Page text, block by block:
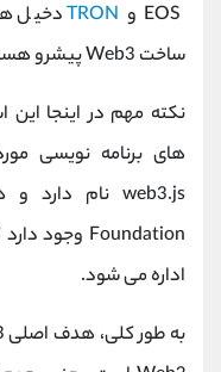
EOS و
TRONدخیل
ساخت Web3 پیشرو هستند.
نکته مهم در اینجا
های برنامه نویسی
Foundation وجود دارد که توسط بنیانگذاران شبکه
اداره می شود.